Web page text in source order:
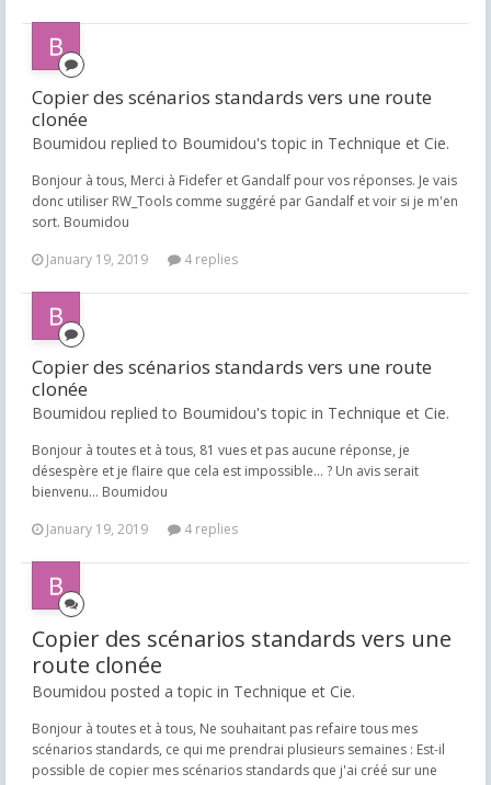
Copier des scénarios standards vers une route
clonée
Boumidou replied to Boumidou's topic in Technique et Cie.
Bonjour à tous, Merci à Fidefer et Gandalf pour vos réponses. Je vais
donc utiliser RW_Tools comme suggéré par Gandalf et voir si je m'en
sort. Boumidou
January 19, 2019
4 replies
Copier des scénarios standards vers une route
clonée
Boumidou replied to Boumidou's topic in Technique et Cie.
Bonjour à toutes et à tous, 81 vues et pas aucune réponse, je
désespère et je flaire que cela est impossible... ? Un avis serait
bienvenu... Boumidou
January 19, 2019
4 replies
Copier des scénarios standards vers une
route clonée
Boumidou posted a topic in Technique et Cie.
Bonjour à toutes et à tous, Ne souhaitant pas refaire tous mes
scénarios standards, ce qui me prendrai plusieurs semaines : Est-il
possible de copier mes scénarios standards que j'ai créé sur une